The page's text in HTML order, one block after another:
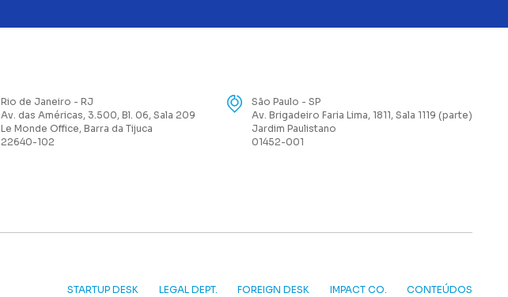
Rio de Janeiro - RJ
Av. das Américas, 3.500, Bl. 06, Sala 209
Le Monde Office, Barra da Tijuca
22640-102
São Paulo - SP
Av. Brigadeiro Faria Lima, 1811, Sala 1119 (parte)
Jardim Paulistano
01452-001
STARTUP DESK LEGAL DEPT. FOREIGN DESK IMPACT CO. CONTEÚDOS